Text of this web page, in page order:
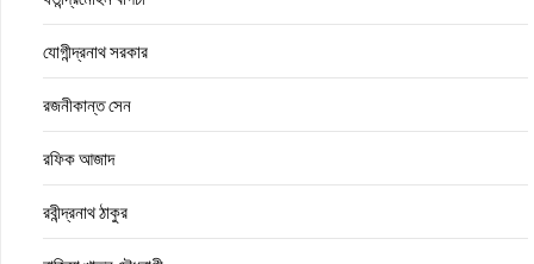
যোগীন্দ্রনাথ সরকার
রজনীকান্ত সেন
রফিক আজাদ
রবীন্দ্রনাথ ঠাকুর